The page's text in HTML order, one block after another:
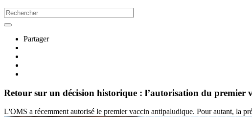
Partager
Retour sur un décision historique : l’autorisation du premier
L'OMS a récemment autorisé le premier vaccin antipaludique. Pour autant, la